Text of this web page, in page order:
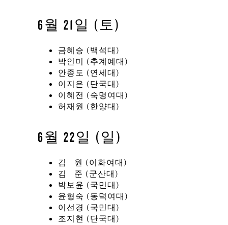
6월 21일 (토)
금혜승 (백석대)
박인미 (추계예대)
안종도 (연세대)
이지은 (단국대)
이혜전 (숙명여대)
허재원 (한양대)
6월 22일 (일)
김 원 (이화여대)
김 준 (군산대)
박보윤 (국민대)
윤형숙 (동덕여대)
이선경 (국민대)
조지현 (단국대)